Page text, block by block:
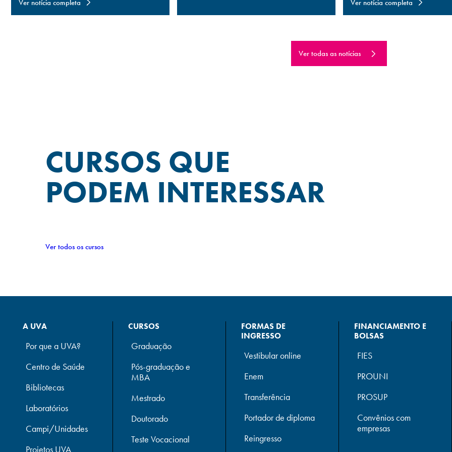
Ver notícia completa Ver notícia completa
Ver todas as notícias
CURSOS QUE
PODEM INTERESSAR
Ver todos os cursos
A UVA
Por que a UVA?
Centro de Saúde
Bibliotecas
Laboratórios
Campi/Unidades
Projetos UVA
CURSOS
Graduação
Pós-graduação e
MBA
Mestrado
Doutorado
Teste Vocacional
FORMAS DE
INGRESSO
Vestibular online
Enem
Transferência
Portador de diploma
Reingresso
FINANCIAMENTO E
BOLSAS
FIES
PROUNI
PROSUP
Convênios com
empresas